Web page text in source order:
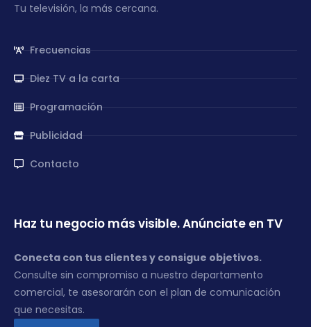
Tu televisión, la más cercana.
Frecuencias
Diez TV a la carta
Programación
Publicidad
Contacto
Haz tu negocio más visible. Anúnciate en TV
Conecta con tus clientes y consigue objetivos.
Consulte sin compromiso a nuestro departamento
comercial, te asesorarán con el plan de comunicación
que necesitas.